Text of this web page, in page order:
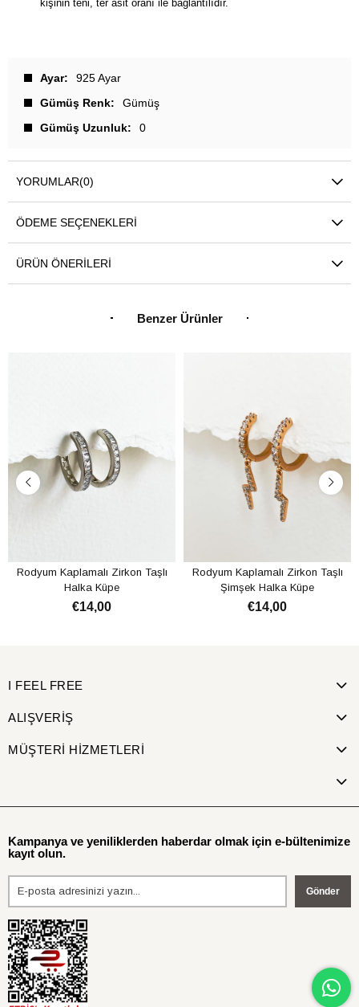
kişinin teni, ter asit oranı ile bağlantılıdır.
Ayar
925 Ayar
Gümüş Renk
Gümüş
Gümüş Uzunluk
0
YORUMLAR(0)
ÖDEME SEÇENEKLERI
ÜRÜN ÖNERILERI
Benzer Ürünler
Rodyum Kaplamalı Zirkon Taşlı
Halka Küpe
€14,00
Rodyum Kaplamalı Zirkon Taşlı
Şimşek Halka Küpe
€14,00
I FEEL FREE
ALIŞVERİŞ
MÜŞTERİ HİZMETLERİ
Kampanya ve yeniliklerden haberdar olmak için e-bültenimize
kayıt olun.
Gönder